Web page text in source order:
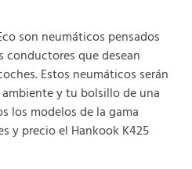
son neumáticos pensados
conductores que desean
Estos neumáticos serán
y tu bolsillo de una
los modelos de la gama
y precio el Hankook K425